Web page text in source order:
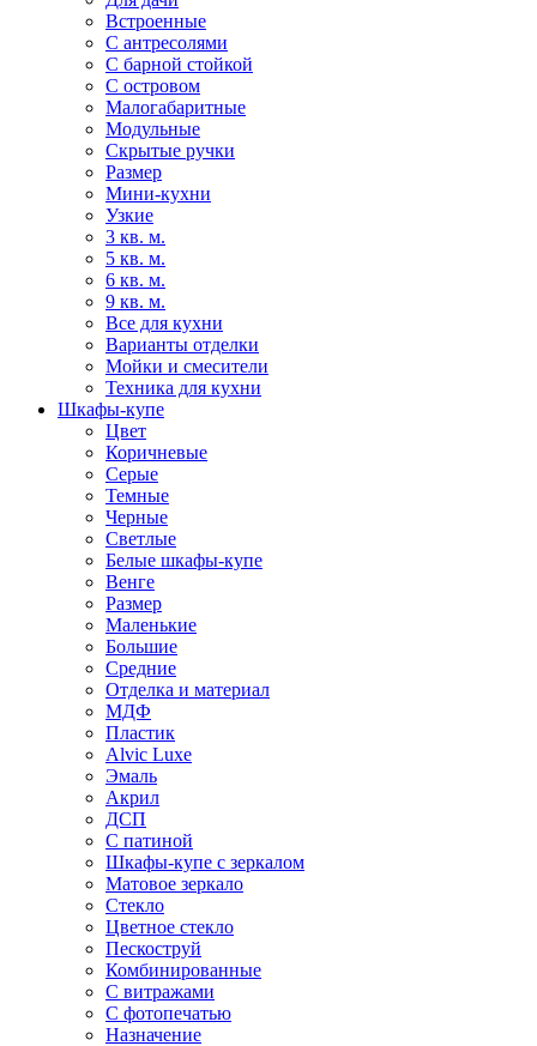
Встроенные
С антресолями
С барной стойкой
С островом
Малогабаритные
Модульные
Скрытые ручки
Размер
Мини-кухни
Узкие
3 кв. м.
5 кв. м.
6 кв. м.
9 кв. м.
Все для кухни
Варианты отделки
Мойки и смесители
Техника для кухни
Шкафы-купе
Цвет
Коричневые
Серые
Темные
Черные
Светлые
Белые шкафы-купе
Венге
Размер
Маленькие
Большие
Средние
Отделка и материал
МДФ
Пластик
Alvic Luxe
Эмаль
Акрил
ДСП
С патиной
Шкафы-купе с зеркалом
Матовое зеркало
Стекло
Цветное стекло
Пескоструй
Комбинированные
С витражами
С фотопечатью
Назначение